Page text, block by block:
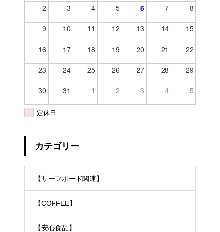
2 3 4 5 6 7 8
9 10 11 12 13 14 15
16 17 18 19 20 21 22
23 24 25 26 27 28 29
30 31 1 2 3 4 5
定休日
カテゴリー
【サーフボード関連】
【COFFEE】
【安心食品】